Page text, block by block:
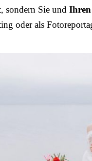
sondern Sie und Ihren
oder als